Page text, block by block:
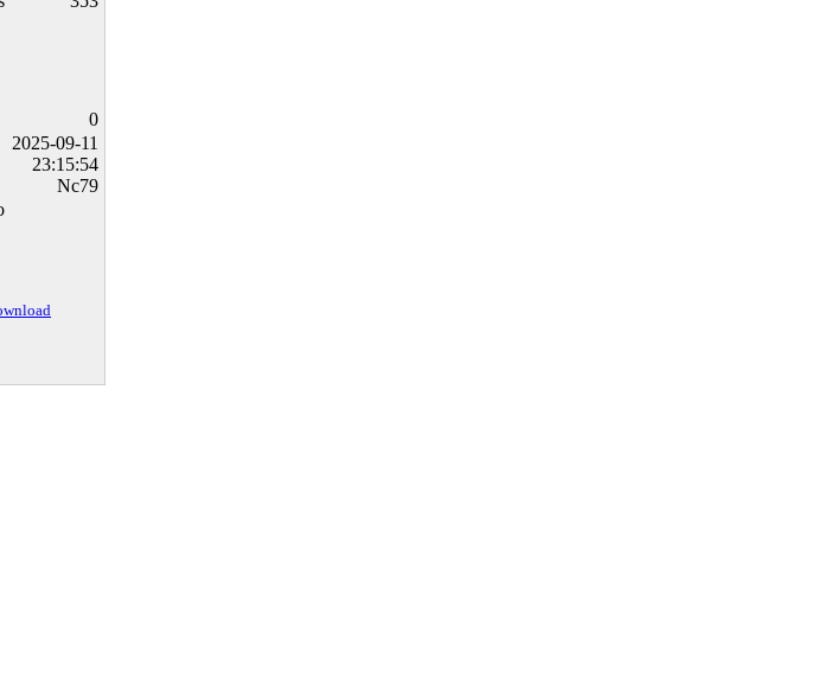
0
2025-09-11
23:15:54
Nc79